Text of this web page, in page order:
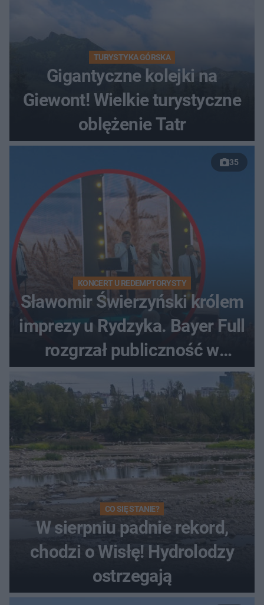
TURYSTYKA GÓRSKA
Gigantyczne kolejki na
Giewont! Wielkie turystyczne
oblężenie Tatr
35
KONCERT U REDEMPTORYSTY
Sławomir Świerzyński królem
imprezy u Rydzyka. Bayer Full
rozgrzał publiczność w
Toruniu
CO SIĘ STANIE?
W sierpniu padnie rekord,
chodzi o Wisłę! Hydrolodzy
ostrzegają